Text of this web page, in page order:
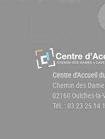
Centre d'Accueil
Chemin des
02160 Oulches-
Tél. : 03 23 25 14